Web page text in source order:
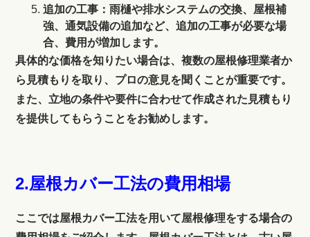
追加の工事：雨樋や排水システムの交換、屋根補
強、通気設備の追加など、追加の工事が必要な場
合、費用が増加します。
具体的な価格を知りたい場合は、複数の屋根修理業者か
ら見積もりを取り、プロの意見を聞くことが重要です。
また、立地の条件や要件に合わせて作成された見積もり
を提供してもらうことをお勧めします。
2.屋根カバー工法の費用相場
ここでは屋根カバー工法を用いて屋根修理をする場合の